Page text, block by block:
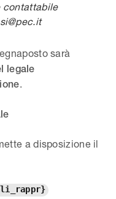
contattabile
sarà
legale
.
a disposizione il